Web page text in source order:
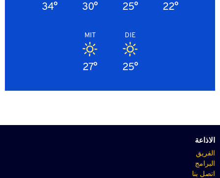
22°
25°
30°
34°
DIE
25°
MIT
27°
الاذاعة
الفريق
البرامج
اتصل بنا